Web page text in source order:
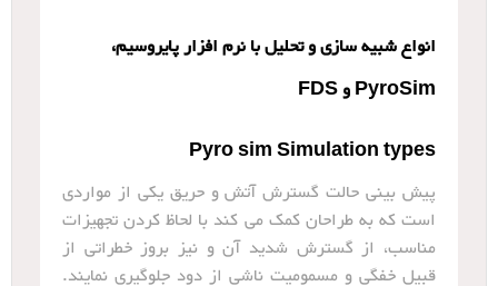
انواع شبیه سازی و تحلیل با نرم افزار پایروسیم،
PyroSim و FDS
Pyro sim Simulation types
پیش بینی حالت گسترش آتش و حریق یکی از مواردی
است که به طراحان کمک می کند با لحاظ کردن تجهیزات
مناسب، از گسترش شدید آن و نیز بروز خطراتی از
قبیل خفگی و مسمومیت ناشی از دود جلوگیری نمایند.